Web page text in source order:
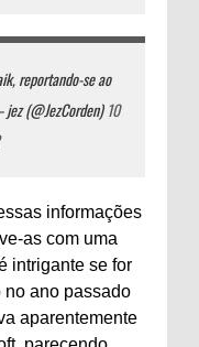
reportando-se ao
(@JezCorden)10
informações
as com uma
intrigante se for
no ano passado
aparentemente